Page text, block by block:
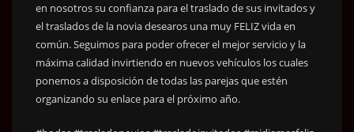
en nosotros su confianza para el traslado de sus invitados y
el traslados de la novia desearos una muy FELIZ vida en
común. Seguimos para poder ofrecer el mejor servicio y la
máxima calidad invirtiendo en nuevos vehículos los cuales
ponemos a disposición de todas las parejas que estén
organizando su enlace para el próximo año.